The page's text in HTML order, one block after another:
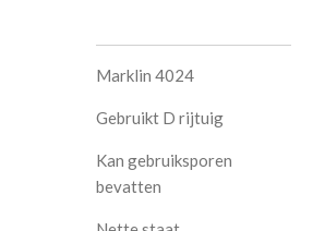
Marklin 4024
Gebruikt D rijtuig
Kan gebruiksporen
bevatten